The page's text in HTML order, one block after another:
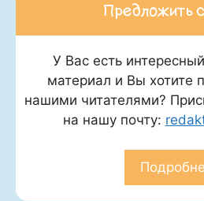
Предложить
У Вас есть
материал и Вы хотите
нашими читателями?
на нашу почту: